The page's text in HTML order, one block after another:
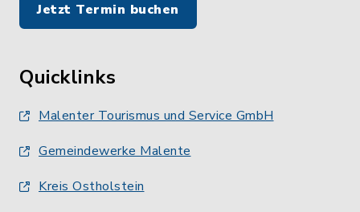
Jetzt Termin buchen
Quicklinks
Malenter Tourismus und Service GmbH
Gemeindewerke Malente
Kreis Ostholstein